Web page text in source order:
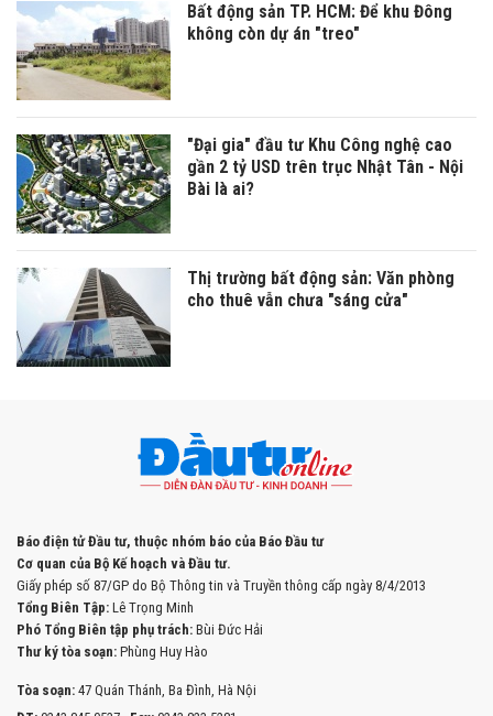
Bất động sản TP. HCM: Để khu Đông
không còn dự án "treo"
"Đại gia" đầu tư Khu Công nghệ cao
gần 2 tỷ USD trên trục Nhật Tân - Nội
Bài là ai?
Thị trường bất động sản: Văn phòng
cho thuê vẫn chưa "sáng cửa"
Báo điện tử Đầu tư, thuộc nhóm báo của Báo Đầu tư
Cơ quan của Bộ Kế hoạch và Đầu tư.
Giấy phép số 87/GP do Bộ Thông tin và Truyền thông cấp ngày 8/4/2013
Tổng Biên Tập: Lê Trọng Minh
Phó Tổng Biên tập phụ trách: Bùi Đức Hải
Thư ký tòa soạn: Phùng Huy Hào
Tòa soạn: 47 Quán Thánh, Ba Đình, Hà Nội